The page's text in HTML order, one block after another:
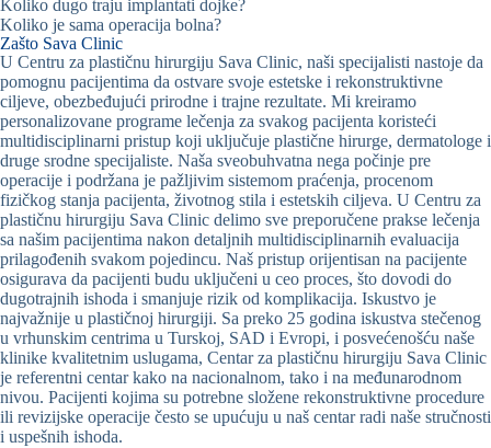
Koliko dugo traju implantati dojke?
Koliko je sama operacija bolna?
Zašto Sava Clinic
U Centru za plastičnu hirurgiju Sava Clinic, naši specijalisti nastoje da
pomognu pacijentima da ostvare svoje estetske i rekonstruktivne
ciljeve, obezbeđujući prirodne i trajne rezultate. Mi kreiramo
personalizovane programe lečenja za svakog pacijenta koristeći
multidisciplinarni pristup koji uključuje plastične hirurge, dermatologe i
druge srodne specijaliste. Naša sveobuhvatna nega počinje pre
operacije i podržana je pažljivim sistemom praćenja, procenom
fizičkog stanja pacijenta, životnog stila i estetskih ciljeva. U Centru za
plastičnu hirurgiju Sava Clinic delimo sve preporučene prakse lečenja
sa našim pacijentima nakon detaljnih multidisciplinarnih evaluacija
prilagođenih svakom pojedincu. Naš pristup orijentisan na pacijente
osigurava da pacijenti budu uključeni u ceo proces, što dovodi do
dugotrajnih ishoda i smanjuje rizik od komplikacija. Iskustvo je
najvažnije u plastičnoj hirurgiji. Sa preko 25 godina iskustva stečenog
u vrhunskim centrima u Turskoj, SAD i Evropi, i posvećenošću naše
klinike kvalitetnim uslugama, Centar za plastičnu hirurgiju Sava Clinic
je referentni centar kako na nacionalnom, tako i na međunarodnom
nivou. Pacijenti kojima su potrebne složene rekonstruktivne procedure
ili revizijske operacije često se upućuju u naš centar radi naše stručnosti
i uspešnih ishoda.